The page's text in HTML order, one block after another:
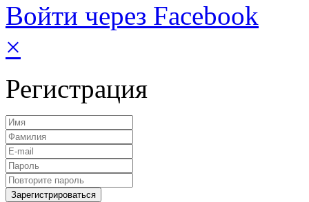
Войти через Facebook
×
Регистрация